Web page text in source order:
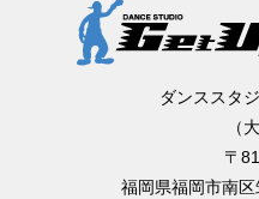
ダンススタ
（
〒
福岡県福岡市南